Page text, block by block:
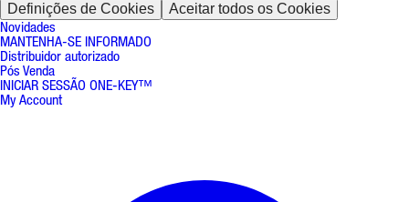
Definições de Cookies Aceitar todos os Cookies
Novidades
MANTENHA-SE INFORMADO
Distribuidor autorizado
Pós Venda
INICIAR SESSÃO ONE-KEY™
My Account